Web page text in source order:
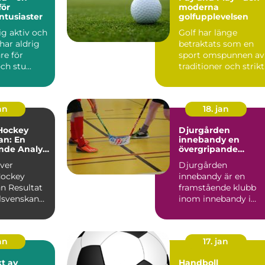
aktiv och
aldrig
för
stu...
moderna
golfupplevelsen
Golf har länge
betraktats som en
sport omspunnen av
traditioner och
de...
En
Analys
18. jan
Djurgården
innebandy en
övergripande
klubben
Djurgården
innebandy är en
framstående klubb
inom innebandy i
historia och en st...
av
17. jan
Handboll